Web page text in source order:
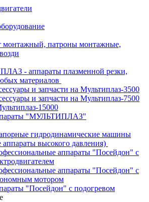
монтажный, патроны монтажные,
- аппараты плазменной резки,
материалов
и запчасти на Мультиплаз-3500
и запчасти на Мультиплаз-7500
15000
"МУЛЬТИПЛАЗ"
гидродинамические машины
высокого давления)
аппараты "Посейдон" с
аппараты "Посейдон" с
мотором
"Посейдон" с подогревом